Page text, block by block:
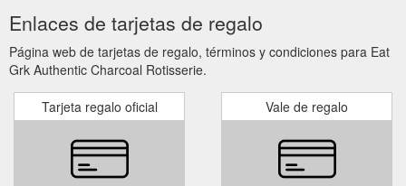
Enlaces de tarjetas de regalo
Página web de tarjetas de regalo, términos y condiciones para Eat
Grk Authentic Charcoal Rotisserie.
Tarjeta regalo oficial Vale de regalo